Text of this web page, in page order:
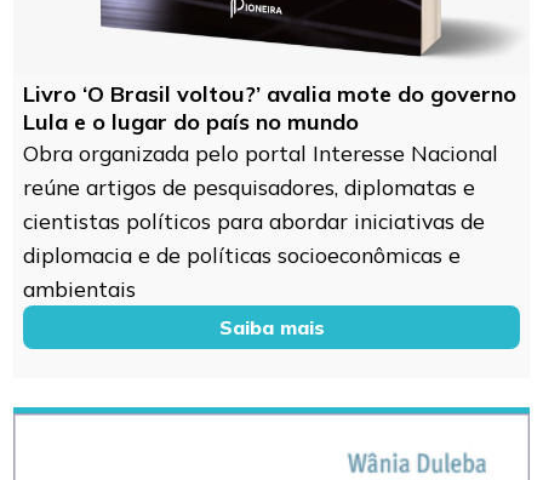
Livro ‘O Brasil voltou?’ avalia mote do governo
Lula e o lugar do país no mundo
Obra organizada pelo portal Interesse Nacional
reúne artigos de pesquisadores, diplomatas e
cientistas políticos para abordar iniciativas de
diplomacia e de políticas socioeconômicas e
ambientais
Saiba mais